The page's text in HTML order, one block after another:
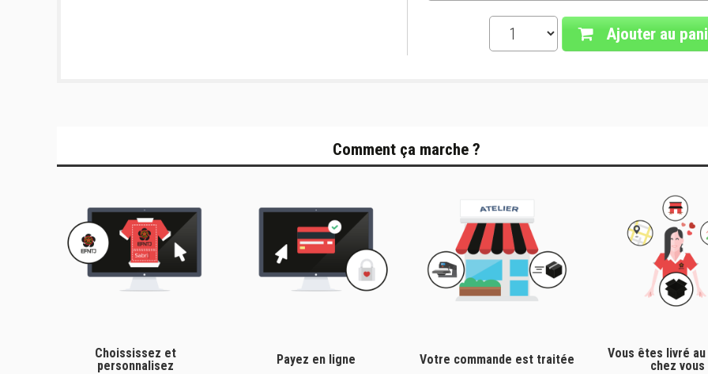
Ajouter au
Comment ça marche ?
Choississez et
personnalisez
Payez en ligne Votre commande est traitée
Vous êtes livré au
chez vous